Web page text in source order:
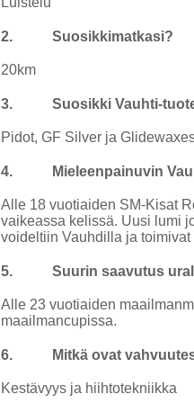
2.Suosikkimatkasi?
20km
3.Suosikki Vauhti-
Pidot, GF Silver ja
4. Mieleenpainuvin
Alle 18 vuotiaiden SM-Kisat
vaikeassa kelissä. Uusi lumi
voideltiin Vauhdilla ja
5.Suurin saavutus
Alle 23 vuotiaiden
maailmancupissa.
6. Mitkä ovat
Kestävyys ja hiihtotekniikka